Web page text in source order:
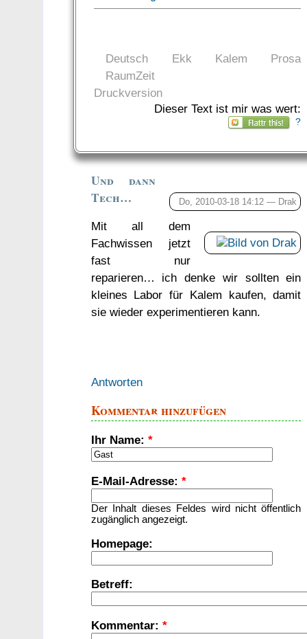
Deutsch Ekk Kalem
Prosa
RaumZeit
Druckversion
Dieser Text ist mir was wert:
?
Do, 2010-03-18 14:12 — Drak
Und dann
Tech…
Mit all dem
Fachwissen jetzt
fast nur
reparieren… ich denke wir sollten ein
kleines Labor für Kalem kaufen, damit
sie wieder experimentieren kann.
Antworten
Kommentar hinzufügen
Ihr Name: *
E-Mail-Adresse: *
Der Inhalt dieses Feldes wird nicht öffentlich
zugänglich angezeigt.
Homepage:
Betreff:
Kommentar: *